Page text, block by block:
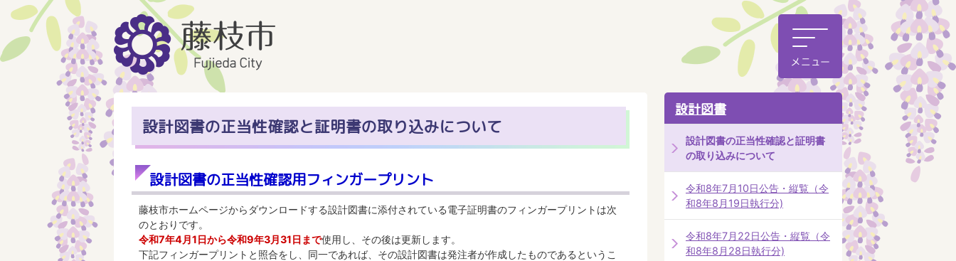
設計図書の正当性確認と証明書の取り込みについて
設計図書の正当性確認用フィンガープリント
藤枝市ホームページからダウンロードする設計図書に添付されている電子証明書のフィンガープリントは次
のとおりです。
令和7年4月1日から令和9年3月31日まで使用し、その後は更新します。
下記フィンガープリントと照合をし、同一であれば、その設計図書は発注者が作成したものであるというこ
設計図書
設計図書の正当性確認と証明書
の取り込みについて
令和8年7月10日公告・縦覧（令
和8年8月19日執行分)
令和8年7月22日公告・縦覧（令
和8年8月28日執行分)